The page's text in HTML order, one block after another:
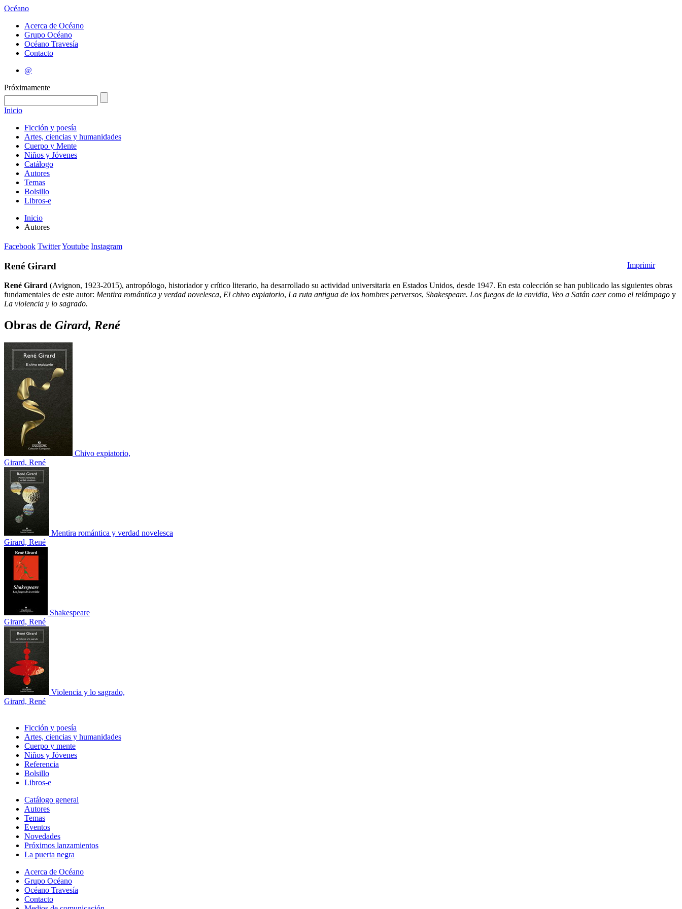
Océano
Acerca de Océano
Grupo Océano
Océano Travesía
Contacto
@
Próximamente
Inicio
Ficción y poesía
Artes, ciencias y humanidades
Cuerpo y Mente
Niños y Jóvenes
Catálogo
Autores
Temas
Bolsillo
Libros-e
Inicio
Autores
Facebook TwitterYoutube Instagram
Imprimir
René Girard
René Girard (Avignon, 1923-2015), antropólogo, historiador y crítico literario, ha desarrollado su actividad universitaria en Estados Unidos, desde 1947. En esta colección se han publicado las siguientes obras
fundamentales de este autor: Mentira romántica y verdad novelesca, El chivo expiatorio, La ruta antigua de los hombres perversos, Shakespeare. Los fuegos de la envidia, Veo a Satán caer como el relámpago y
La violencia y lo sagrado.
Obras de Girard, René
Chivo expiatorio,
Girard, René
Mentira romántica y verdad novelesca
Girard, René
Shakespeare
Girard, René
Violencia y lo sagrado,
Girard, René
Ficción y poesía
Artes, ciencias y humanidades
Cuerpo y mente
Niños y Jóvenes
Referencia
Bolsillo
Libros-e
Catálogo general
Autores
Temas
Eventos
Novedades
Próximos lanzamientos
La puerta negra
Acerca de Océano
Grupo Océano
Océano Travesía
Contacto